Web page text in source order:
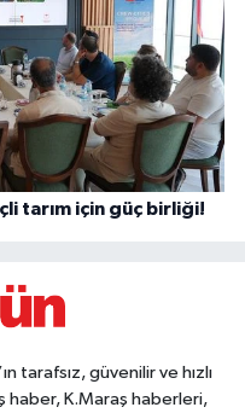
tarım için güç birliği!
tarafsız, güvenilir ve hızlı
haber, K.Maraş haberleri,